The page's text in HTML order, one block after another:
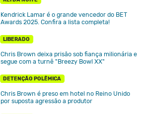
Kendrick Lamar é o grande vencedor do BET
Awards 2025. Confira a lista completa!
LIBERADO
Chris Brown deixa prisão sob fiança milionária e
segue com a turnê "Breezy Bowl XX"
DETENÇÃO POLÊMICA
Chris Brown é preso em hotel no Reino Unido
por suposta agressão a produtor